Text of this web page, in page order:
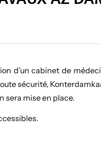
d’un cabinet de
sécurité,
sera mise en place.